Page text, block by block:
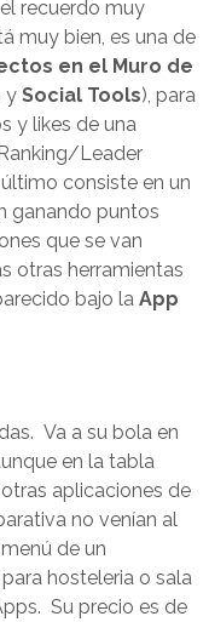
recuerdo muy
muy bien, es una de
en el Muro de
y Social Tools), para
y likes de una
Leader
consiste en un
ganando puntos
que se van
otras herramientas
bajo la App
Va a su bola en
en la tabla
aplicaciones de
no venían al
de un
hosteleria o sala
Su precio es de